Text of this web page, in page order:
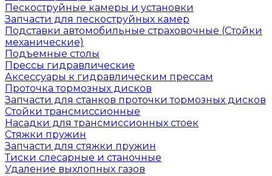
Пескоструйные камеры и установки
Запчасти для пескоструйных камер
Подставки автомобильные страховочные (Стойки
механические)
Подъемные столы
Прессы гидравлические
Аксессуары к гидравлическим прессам
Проточка тормозных дисков
Запчасти для станков проточки тормозных дисков
Стойки трансмиссионные
Насадки для трансмиссионных стоек
Стяжки пружин
Запчасти для стяжки пружин
Тиски слесарные и станочные
Удаление выхлопных газов